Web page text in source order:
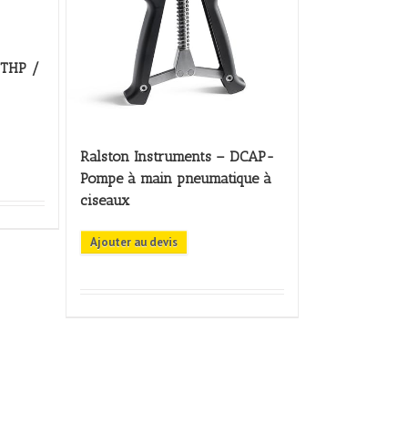
/
Ralston Instruments – DCAP-
Pompe à main pneumatique à
ciseaux
Ajouter au devis